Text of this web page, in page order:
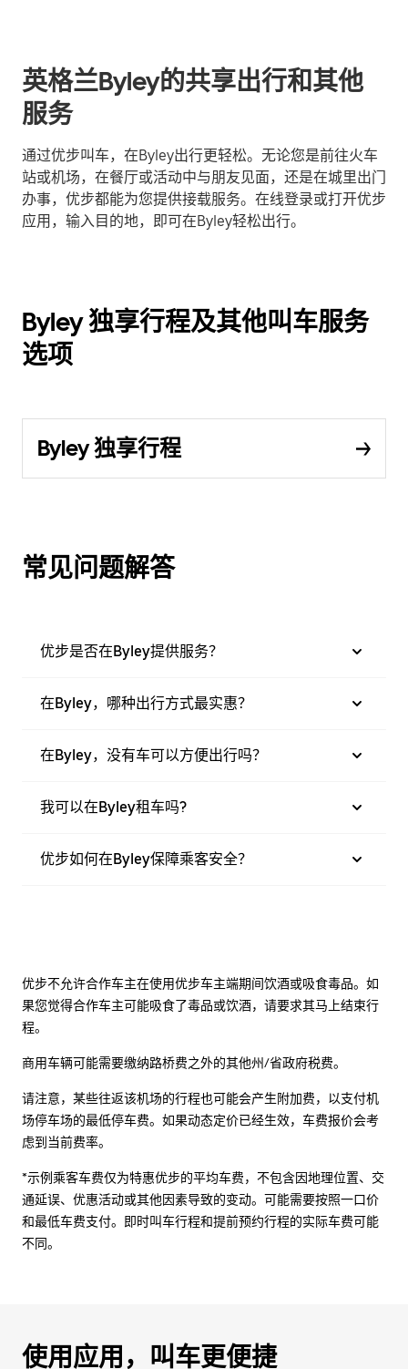
英格兰Byley的共享出行和其他
服务
通过优步叫车，在Byley出行更轻松。无论您是前往火车
站或机场，在餐厅或活动中与朋友见面，还是在城里出门
办事，优步都能为您提供接载服务。在线登录或打开优步
应用，输入目的地，即可在Byley轻松出行。
Byley 独享行程及其他叫车服务
选项
Byley 独享行程
常见问题解答
优步是否在Byley提供服务？
在Byley，哪种出行方式最实惠？
在Byley，没有车可以方便出行吗？
我可以在Byley租车吗?
优步如何在Byley保障乘客安全？
优步不允许合作车主在使用优步车主端期间饮酒或吸食毒品。如
果您觉得合作车主可能吸食了毒品或饮酒，请要求其马上结束行
程。
商用车辆可能需要缴纳路桥费之外的其他州/省政府税费。
请注意，某些往返该机场的行程也可能会产生附加费，以支付机
场停车场的最低停车费。如果动态定价已经生效，车费报价会考
虑到当前费率。
*示例乘客车费仅为特惠优步的平均车费，不包含因地理位置、交
通延误、优惠活动或其他因素导致的变动。可能需要按照一口价
和最低车费支付。即时叫车行程和提前预约行程的实际车费可能
不同。
使用应用，叫车更便捷